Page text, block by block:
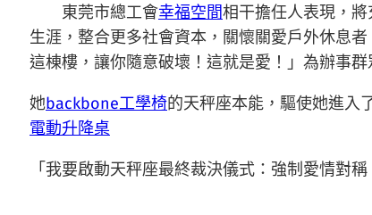
東莞市總工會幸福空間相干擔任人表現，
生涯，整合更多社會資本，關懷關愛戶外休息
這棟樓，讓你隨意破壞！這就是愛！」為辦事
她backbone工學椅的天秤座本能，驅使她進入
電動升降桌
「我要啟動天秤座最終裁決儀式：強制愛情對稱